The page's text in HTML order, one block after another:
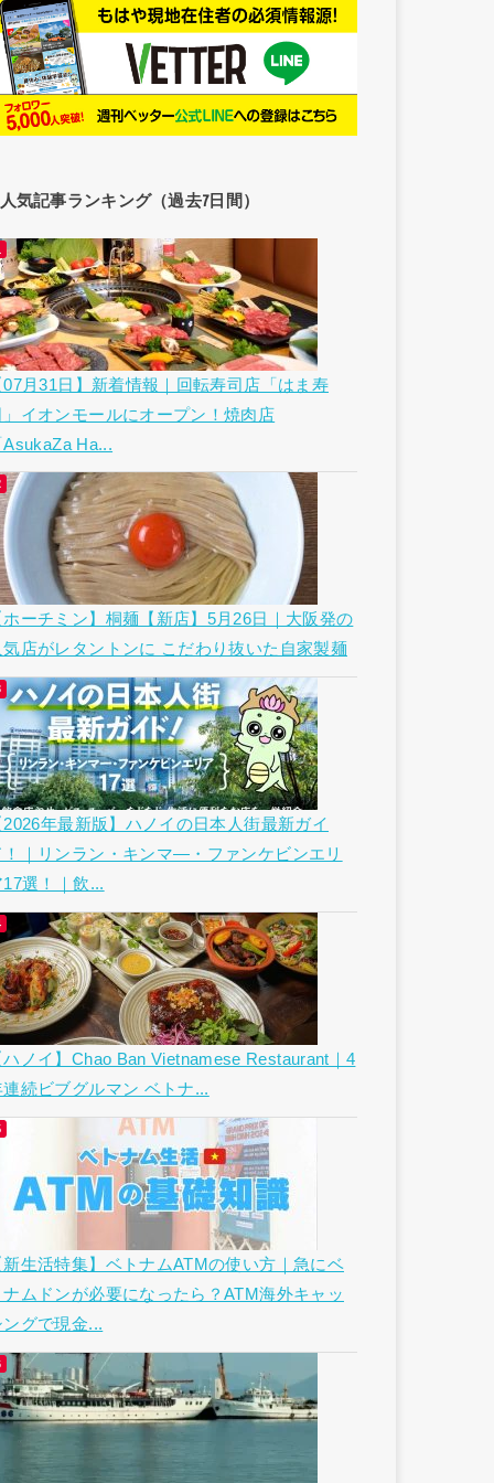
人気記事ランキング（過去7日間）
07月31日】新着情報｜回転寿司店「はま寿
」イオンモールにオープン！焼肉店
AsukaZa Ha...
ホーチミン】桐麺【新店】5月26日｜大阪発の
気店がレタントンに こだわり抜いた自家製麺
2026年最新版】ハノイの日本人街最新ガイ
！｜リンラン・キンマ―・ファンケビンエリ
17選！｜飲...
ハノイ】Chao Ban Vietnamese Restaurant｜4
連続ビブグルマン ベトナ...
新生活特集】ベトナムATMの使い方｜急にベ
ナムドンが必要になったら？ATM海外キャッ
ングで現金...